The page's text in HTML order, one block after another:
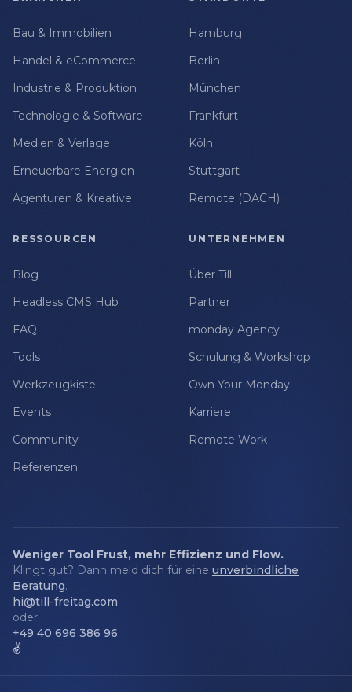
Bau & Immobilien
Handel & eCommerce
Industrie & Produktion
Technologie & Software
Medien & Verlage
Erneuerbare Energien
Agenturen & Kreative
Hamburg
Berlin
München
Frankfurt
Köln
Stuttgart
Remote (DACH)
RESSOURCEN
Blog
Headless CMS Hub
FAQ
Tools
Werkzeugkiste
Events
Community
Referenzen
UNTERNEHMEN
Über Till
Partner
monday Agency
Schulung & Workshop
Own Your Monday
Karriere
Remote Work
Weniger Tool Frust, mehr Effizienz und Flow.
Klingt gut? Dann meld dich für eine unverbindliche
Beratung.
hi@till-freitag.com
oder
+49 40 696 386 96
✌️